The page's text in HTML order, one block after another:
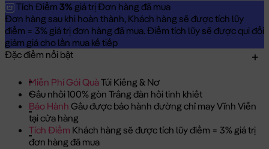
Tích Điểm 3% giá trị Đơn hàng đã mua
Đơn hàng sau khi hoàn thành, Khách hàng sẽ được tích lũy
điểm = 3% giá trị đơn hàng đã mua. Điểm tích lũy sẽ được qui đổi
giảm giá cho lần mua kế tiếp
Đặc điểm nổi bật
Miễn Phí Gói QuàTúi Kiếng & Nơ
Gấu nhồi 100% gòn Trắng đàn hồi tinh khiết
Bảo Hành Gấu được bảo hành đường chỉ may Vĩnh Viễn
tại cửa hàng
Tích Điểm Khách hàng sẽ được tích lũy điểm = 3% giá trị
đơn hàng đã mua